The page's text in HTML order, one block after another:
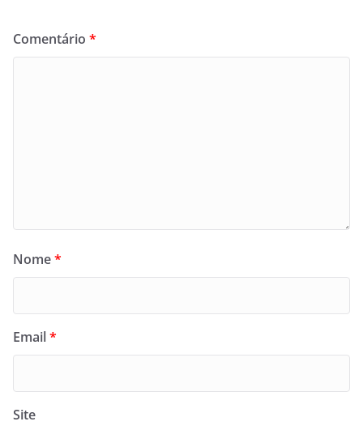
Comentário *
Nome*
Email*
Site